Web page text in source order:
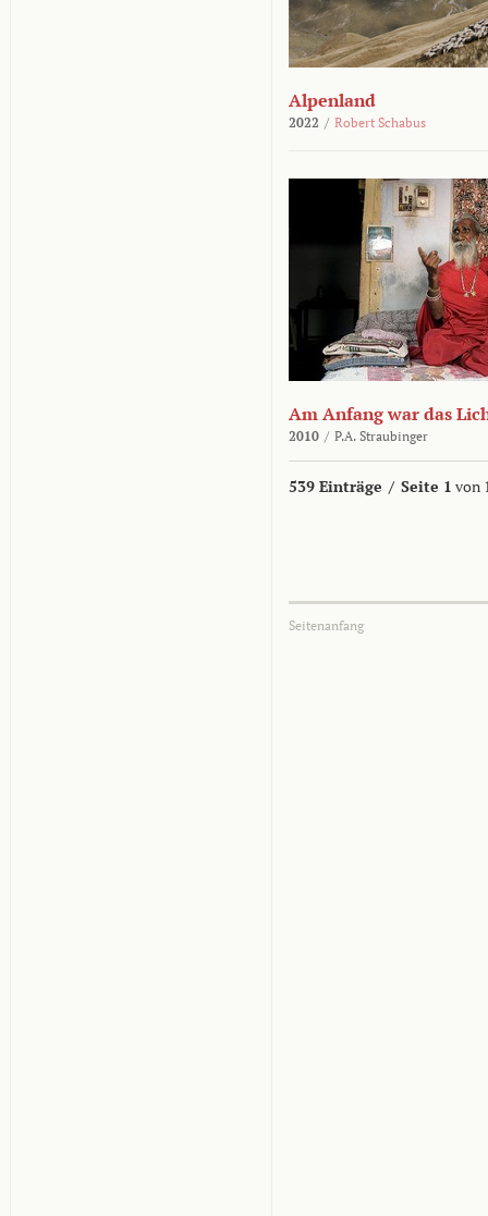
Alpenland
2022 / Robert Schabus
Am Anfang war das
2010 / P.A. Straubinger
539 Einträge / Seite 1 von
Seitenanfang